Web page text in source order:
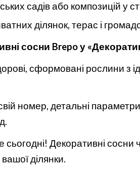
садів або композицій у
ділянок, терас і
сосни Brepo у
сформовані рослини з
номер, детальні
сьогодні! Декоративні сосни
ділянки.